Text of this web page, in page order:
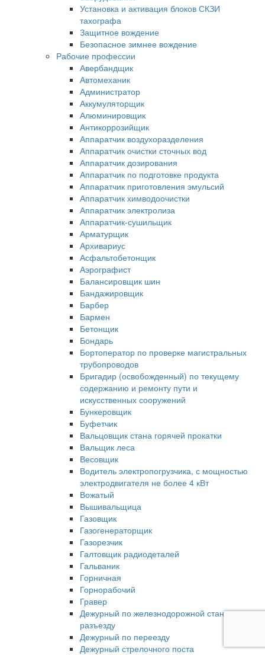
Установка и активация блоков СКЗИ
тахографа
Защитное вождение
Безопасное зимнее вождение
Рабочие профессии
Авербандщик
Автомеханик
Администратор
Аккумуляторщик
Алюминировщик
Антикоррозийщик
Аппаратчик воздухоразделения
Аппаратчик очистки сточных вод
Аппаратчик дозирования
Аппаратчик по подготовке продукта
Аппаратчик приготовления эмульсий
Аппаратчик химводоочистки
Аппаратчик электролиза
Аппаратчик-сушильщик
Арматурщик
Архивариус
Асфальтобетонщик
Аэрографист
Балансировщик шин
Бандажировщик
Барбер
Бармен
Бетонщик
Бондарь
Бортоператор по проверке магистральных
трубопроводов
Бригадир (освобожденный) по текущему
содержанию и ремонту пути и
искусственных сооружений
Бункеровщик
Буфетчик
Вальцовщик стана горячей прокатки
Вальщик леса
Весовщик
Водитель электропогрузчика, с мощностью
электродвигателя не более 4 кВт
Вожатый
Вышивальщица
Газовщик
Газогенераторщик
Газорезчик
Галтовщик радиодеталей
Гальваник
Горничная
Горнорабочий
Гравер
Дежурный по железнодорожной станции,
разъезду
Дежурный по переезду
Дежурный стрелочного поста